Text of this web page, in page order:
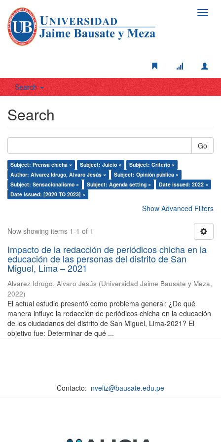
Search
Search
Go
Subject: Prensa chicha × Subject: Juicio ×
Subject: Criterio ×
Author: Alvarez Idrugo, Alvaro Jesús ×
Subject: Opinión pública ×
Subject: Sensacionalismo ×
Subject: Agenda setting ×
Date issued: 2022 ×
Date issued: [2020 TO 2023] ×
Show Advanced Filters
Now showing items 1-1 of 1
Impacto de la redacción de periódicos chicha en la
educación de las personas del distrito de San
Miguel, Lima – 2021
Alvarez Idrugo, Alvaro Jesús (Universidad Jaime Bausate y Meza,
2022)
El actual estudio presentó como problema general: ¿De qué
manera influye la redacción de periódicos chicha en la educación
de los ciudadanos del distrito de San Miguel, Lima-2021? El
objetivo fue: Determinar de qué ...
Contacto: nveliz@bausate.edu.pe